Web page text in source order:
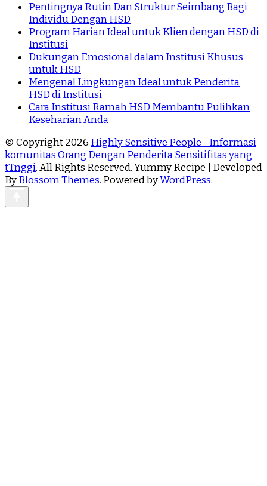
Pentingnya Rutin Dan Struktur Seimbang Bagi
Individu Dengan HSD
Program Harian Ideal untuk Klien dengan HSD di
Institusi
Dukungan Emosional dalam Institusi Khusus
untuk HSD
Mengenal Lingkungan Ideal untuk Penderita
HSD di Institusi
Cara Institusi Ramah HSD Membantu Pulihkan
Keseharian Anda
© Copyright 2026 Highly Sensitive People - Informasi
komunitas Orang Dengan Penderita Sensitifitas yang
tTnggi. All Rights Reserved. Yummy Recipe | Developed
ByBlossom Themes. Powered byWordPress.